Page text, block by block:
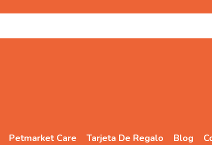
Petmarket Care Tarjeta De Regalo Blog